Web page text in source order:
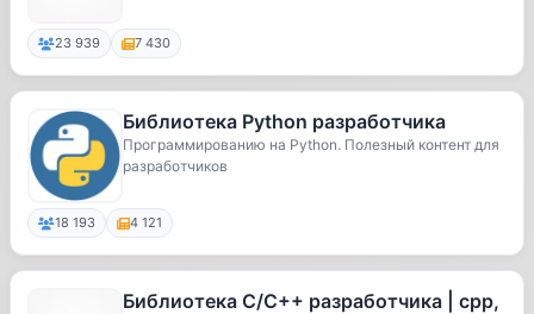
23 939 7 430
Библиотека Python разработчика
Программированию на Python. Полезный контент для
разработчиков
18 193 4 121
Библиотека C/C++ разработчика | cpp,